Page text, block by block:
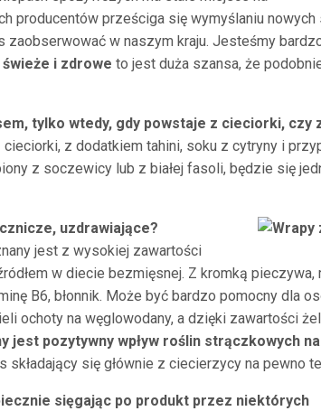
producentów prześciga się wymyślaniu
zaobserwować w naszym kraju. Jesteśmy
i zdrowe to jest duża szansa, że
tylko wtedy, gdy powstaje z cieciorki, czy
z dodatkiem tahini, soku z cytryny i
z soczewicy lub z białej fasoli, będzie się
uzdrawiające?
jest z wysokiej zawartości
w diecie bezmięsnej. Z kromką pieczywa,
B6, błonnik. Może być bardzo pomocny dla
ochoty na węglowodany, a dzięki zawartości
jest pozytywny wpływ roślin strączkowych
składający się głównie z ciecierzycy na pewno
sięgając po produkt przez niektórych